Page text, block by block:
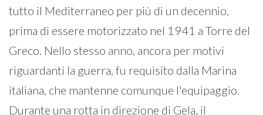
tutto il Mediterraneo per più di un decennio,
prima di essere motorizzato nel 1941 a Torre del
Greco. Nello stesso anno, ancora per motivi
riguardanti la guerra, fu requisito dalla Marina
italiana, che mantenne comunque l'equipaggio.
Durante una rotta in direzione di Gela, il